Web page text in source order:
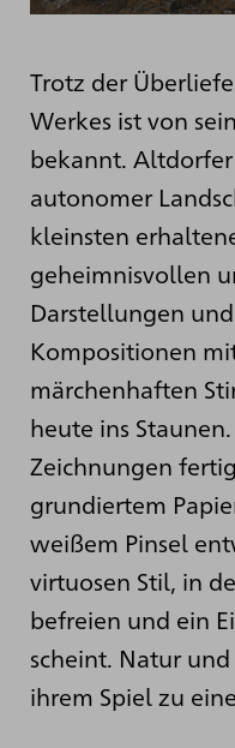
Trotz der
Werkes ist von
bekannt.
autonomer
kleinsten
geheimnisvollen
Darstellungen
Kompositionen
märchenhaften
heute ins
Zeichnungen
grundiertem
weißem Pinsel
virtuosen Stil, in
befreien und ein
scheint. Natur
ihrem Spiel zu